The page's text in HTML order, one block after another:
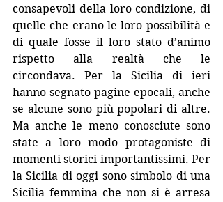
consapevoli della loro condizione, di
quelle che erano le loro possibilità e
di quale fosse il loro stato d’animo
rispetto alla realtà che le
circondava. Per la Sicilia di ieri
hanno segnato pagine epocali, anche
se alcune sono più popolari di altre.
Ma anche le meno conosciute sono
state a loro modo protagoniste di
momenti storici importantissimi. Per
la Sicilia di oggi sono simbolo di una
Sicilia femmina che non si è arresa